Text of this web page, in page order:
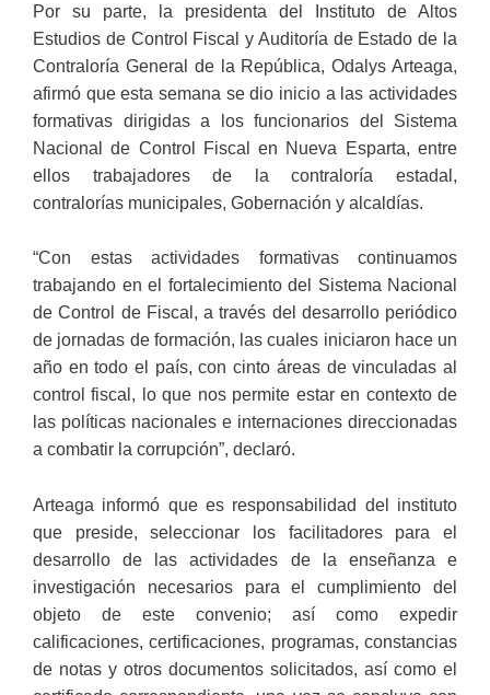
Por su parte, la presidenta del Instituto de Altos
Estudios de Control Fiscal y Auditoría de Estado de la
Contraloría General de la República, Odalys Arteaga,
afirmó que esta semana se dio inicio a las actividades
formativas dirigidas a los funcionarios del Sistema
Nacional de Control Fiscal en Nueva Esparta, entre
ellos trabajadores de la contraloría estadal,
contralorías municipales, Gobernación y alcaldías.
“Con estas actividades formativas continuamos
trabajando en el fortalecimiento del Sistema Nacional
de Control de Fiscal, a través del desarrollo periódico
de jornadas de formación, las cuales iniciaron hace un
año en todo el país, con cinto áreas de vinculadas al
control fiscal, lo que nos permite estar en contexto de
las políticas nacionales e internaciones direccionadas
a combatir la corrupción”, declaró.
Arteaga informó que es responsabilidad del instituto
que preside, seleccionar los facilitadores para el
desarrollo de las actividades de la enseñanza e
investigación necesarios para el cumplimiento del
objeto de este convenio; así como expedir
calificaciones, certificaciones, programas, constancias
de notas y otros documentos solicitados, así como el